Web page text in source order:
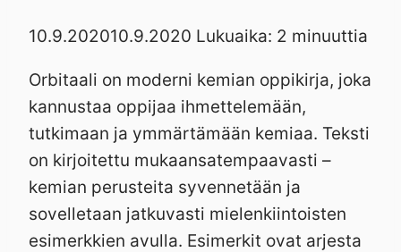
10.9.202010.9.2020 Lukuaika: 2 minuuttia
Orbitaali on moderni kemian oppikirja, joka
kannustaa oppijaa ihmettelemään,
tutkimaan ja ymmärtämään kemiaa. Teksti
on kirjoitettu mukaansatempaavasti –
kemian perusteita syvennetään ja
sovelletaan jatkuvasti mielenkiintoisten
esimerkkien avulla. Esimerkit ovat arjesta